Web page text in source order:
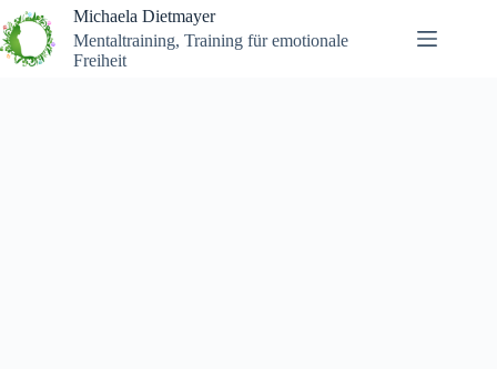
Michaela Dietmayer
Mentaltraining, Training für emotionale
Freiheit